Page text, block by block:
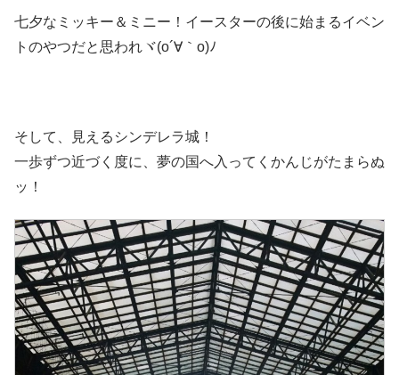
七夕なミッキー＆ミニー！イースターの後に始まるイベン
トのやつだと思われヾ(o´∀｀o)ﾉ
そして、見えるシンデレラ城！
一歩ずつ近づく度に、夢の国へ入ってくかんじがたまらぬ
ッ！